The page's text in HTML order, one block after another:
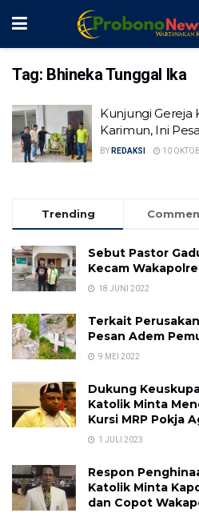
Tag: Bhineka Tunggal Ika
Kunjungi Gereja
Karimun, Ini
BY REDAKSI 10
Trending
Sebut Pastor
Kecam
18 JUNI 2022
Terkait
Pesan Adem
9 MEI 2022
Dukung
Katolik Minta
Kursi MRP Pokja
1 JULI 2023
Respon
Katolik Minta
dan Copot